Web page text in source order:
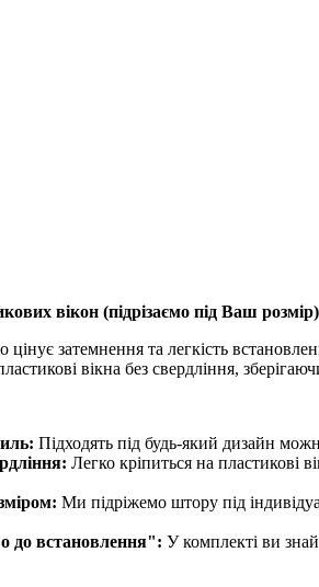
вікон (підрізаємо під Ваш розмір)
цінує затемнення та легкість
вікна без свердління,
Підходять під будь-який дизайн
Легко кріпиться на пластикові
Ми підріжемо штору під
до встановлення": У комплекті ви